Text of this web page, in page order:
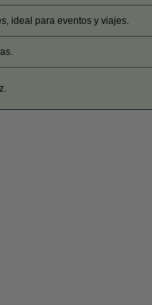
ideal para eventos y viajes.